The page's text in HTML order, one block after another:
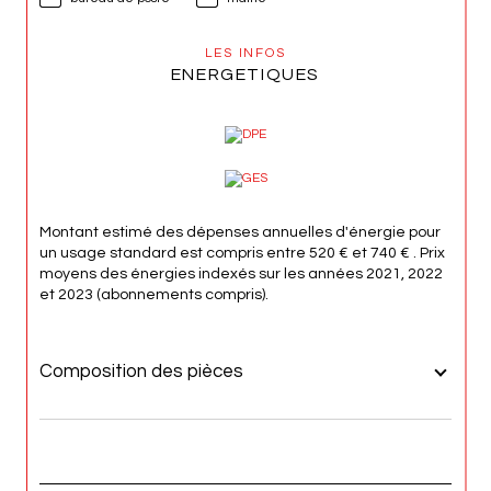
LES INFOS
ENERGETIQUES
Montant estimé des dépenses annuelles d'énergie pour
un usage standard est compris entre 520 € et 740 € . Prix
moyens des énergies indexés sur les années 2021, 2022
et 2023 (abonnements compris).
Composition des pièces